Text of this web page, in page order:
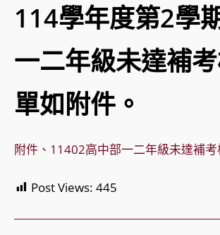
114學年度第2學
一二年級未達補
單如附件。
附件、11402高中部一二年級未達補
Post Views: 445